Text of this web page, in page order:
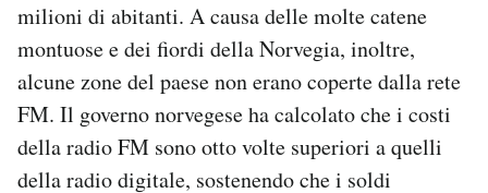
milioni di abitanti. A causa delle molte catene
montuose e dei fiordi della Norvegia, inoltre,
alcune zone del paese non erano coperte dalla rete
FM. Il governo norvegese ha calcolato che i costi
della radio FM sono otto volte superiori a quelli
della radio digitale, sostenendo che i soldi